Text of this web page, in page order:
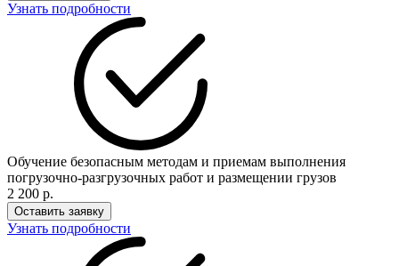
Узнать подробности
Обучение безопасным методам и приемам выполнения
погрузочно-разгрузочных работ и размещении грузов
2 200 р.
Оставить заявку
Узнать подробности